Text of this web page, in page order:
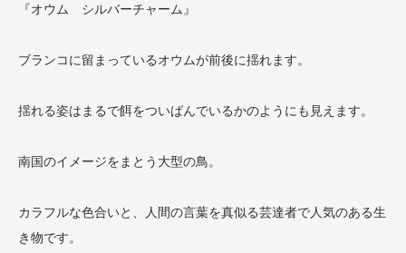
『オウム シルバーチャーム』
ブランコに留まっているオウムが前後に揺れます。
揺れる姿はまるで餌をついばんでいるかのようにも見えます。
南国のイメージをまとう大型の鳥。
カラフルな色合いと、人間の言葉を真似る芸達者で人気のある生
き物です。